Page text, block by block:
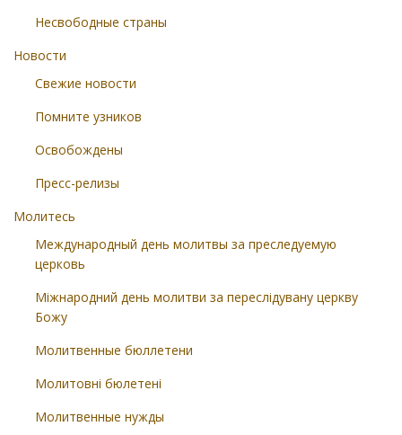
Несвободные страны
Новости
Свежие новости
Помните узников
Освобождены
Пресс-релизы
Молитесь
Международный день молитвы за преследуемую
церковь
Міжнародний день молитви за переслідувану церкву
Божу
Молитвенные бюллетени
Молитовні бюлетені
Молитвенные нужды